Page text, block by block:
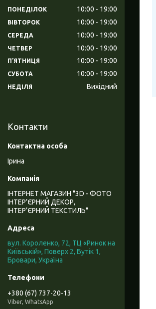
ПОНЕДІЛОК 10:00 19:00
ВІВТОРОК 10:00 19:00
СЕРЕДА 10:00 19:00
ЧЕТВЕР 10:00 19:00
ПʼЯТНИЦЯ 10:00 19:00
СУБОТА 10:00 19:00
НЕДІЛЯ Вихідний
Контакти
Ірина
ІНТЕРНЕТ МАГАЗИН "3D - ФОТО
ІНТЕР’ЄРНИЙ ДЕКОР,
ІНТЕР’ЄРНИЙ ТЕКСТИЛЬ"
вул. Короленко, 72, ТЦ «Ринок на
Київській», Поверх 2, Бутік 1,
Бровари, Україна
+380 (67) 737-20-13
Viber, WhatsApp